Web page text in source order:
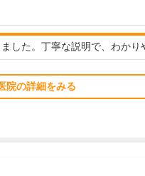
した。丁寧な説明で、わかり
院の詳細をみる